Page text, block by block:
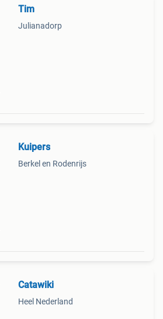
Tim
Julianadorp
Kuipers
Berkel en Rodenrijs
Catawiki
Heel Nederland